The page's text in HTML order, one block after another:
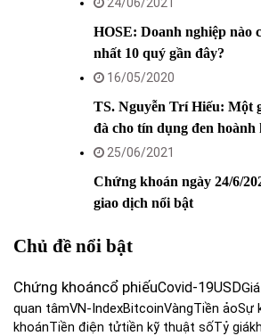
24/06/2021
HOSE: Doanh nghiệp nào
nhất 10 quý gần đây?
16/05/2020
TS. Nguyễn Trí Hiếu: Một
đà cho tín dụng đen hoành
25/06/2021
Chứng khoán ngày 24/6/
giao dịch nổi bật
Chủ đề nổi bật
Chứng khoáncổ phiếuCovid-19USD
quan tâmVN-IndexBitcoinVàngTiền ảoSự
khoánTiền điện tửtiền kỹ thuật sốTỷ giá